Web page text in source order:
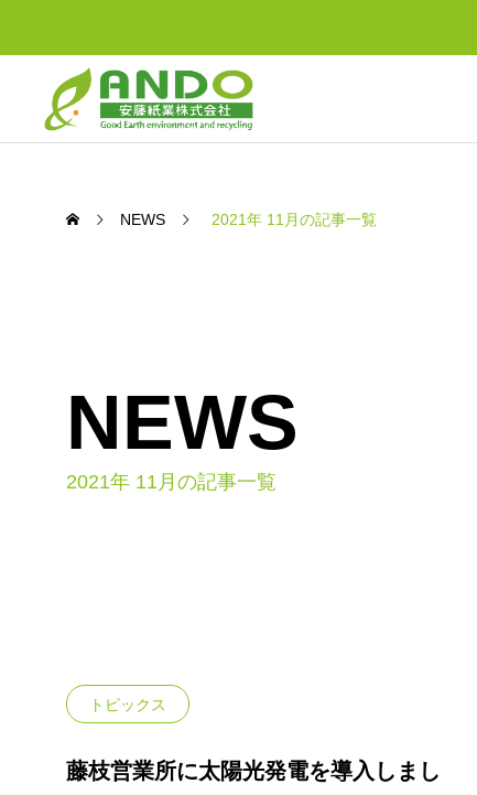
BUSINESS
わたしたちの事業について
NEWS 2021年 11月の記事一覧
NEWS
2021年 11月の記事一覧
トピックス
藤枝営業所に太陽光発電を導入しまし